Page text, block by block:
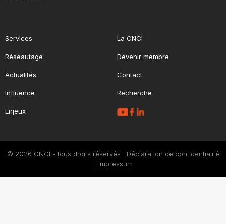
Services
Réseautage
Actualités
Influence
Enjeux
La CNCI
Devenir membre
Contact
Recherche
© 2026 CNCI - tous droits réservés Déclaration de confidentialité
Impressum